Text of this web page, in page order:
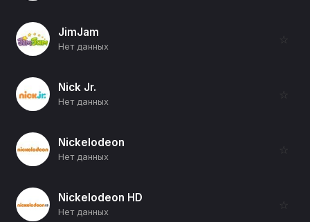
JimJam
Нет данных
☆
Nick Jr.
Нет данных
☆
Nickelodeon
Нет данных
☆
Nickelodeon HD
Нет данных
☆